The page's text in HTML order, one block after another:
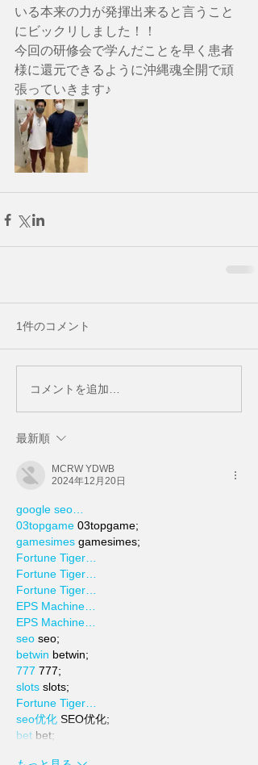
いる本来の力が発揮出来ると言うこと
にビックリしました！！
今回の研修会で学んだことを早く患者
様に還元できるように沖縄魂全開で頑
張っていきます♪
1件のコメント
コメントを追加…
最新順
MCRW YDWB
2024年12月20日
google seo…
03topgame 03topgame;
gamesimes gamesimes;
Fortune Tiger…
Fortune Tiger…
Fortune Tiger…
EPS Machine…
EPS Machine…
seo seo;
betwin betwin;
777 777;
slots slots;
Fortune Tiger…
seo优化 SEO优化;
bet bet;